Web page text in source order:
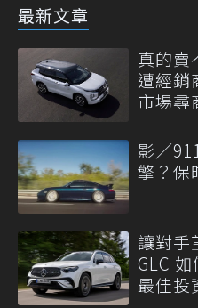
最新文章
真的
遭經銷
市場尋
影／
擎？保
讓對手
GLC
最佳投